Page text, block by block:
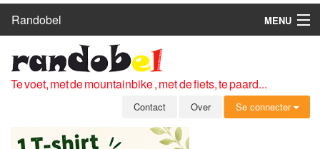
Randobel
MENU
ROUTES
CLUBS
OVER
Te voet, met de mountainbike , met de fiets, te paard...
Contact Over Se connecter